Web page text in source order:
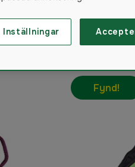
Fynd!
Inställningar